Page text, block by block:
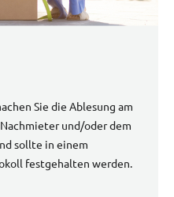
Sie die Ablesung am
und/oder dem
sollte in einem
festgehalten werden.